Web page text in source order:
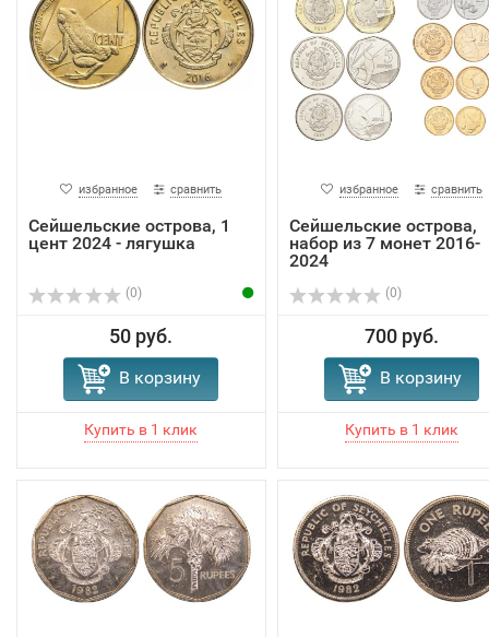
избранное сравнить
Сейшельские острова, 1
цент 2024 - лягушка
(0)
50 руб.
В корзину
избранное сравнить
Сейшельские острова,
набор из 7 монет 2016-
2024
(0)
700 руб.
В корзину